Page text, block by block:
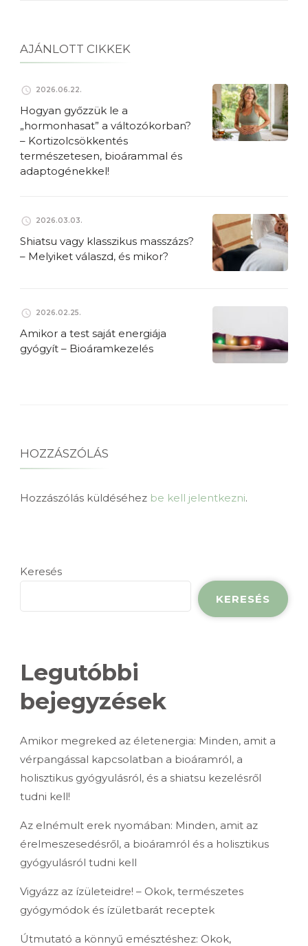
AJÁNLOTT CIKKEK
2026.06.22.
Hogyan győzzük le a
„hormonhasat” a változókorban?
– Kortizolcsökkentés
természetesen, bioárammal és
adaptogénekkel!
2026.03.03.
Shiatsu vagy klasszikus masszázs?
– Melyiket válaszd, és mikor?
2026.02.25.
Amikor a test saját energiája
gyógyít – Bioáramkezelés
HOZZÁSZÓLÁS
Hozzászólás küldéséhez be kell jelentkezni.
Keresés
KERESÉS
Legutóbbi
bejegyzések
Amikor megreked az életenergia: Minden, amit a
vérpangással kapcsolatban a bioáramról, a
holisztikus gyógyulásról, és a shiatsu kezelésről
tudni kell!
Az elnémult erek nyomában: Minden, amit az
érelmeszesedésről, a bioáramról és a holisztikus
gyógyulásról tudni kell
Vigyázz az ízületeidre! – Okok, természetes
gyógymódok és ízületbarát receptek
Útmutató a könnyű emésztéshez: Okok,